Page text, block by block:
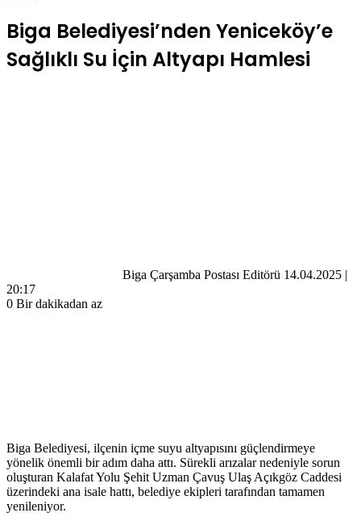
Biga Belediyesi’nden Yeniceköy’e
Sağlıklı Su İçin Altyapı Hamlesi
Biga Çarşamba Postası Editörü 14.04.2025 |
20:17
0 Bir dakikadan az
Biga Belediyesi, ilçenin içme suyu altyapısını güçlendirmeye
yönelik önemli bir adım daha attı. Sürekli arızalar nedeniyle sorun
oluşturan Kalafat Yolu Şehit Uzman Çavuş Ulaş Açıkgöz Caddesi
üzerindeki ana isale hattı, belediye ekipleri tarafından tamamen
yenileniyor.